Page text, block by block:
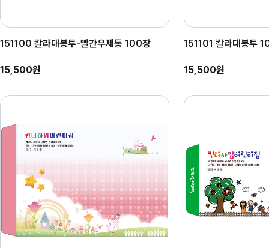
151100 칼라대봉투-빨간우체통 100장
15,500원
151101 칼라대봉투
15,500원